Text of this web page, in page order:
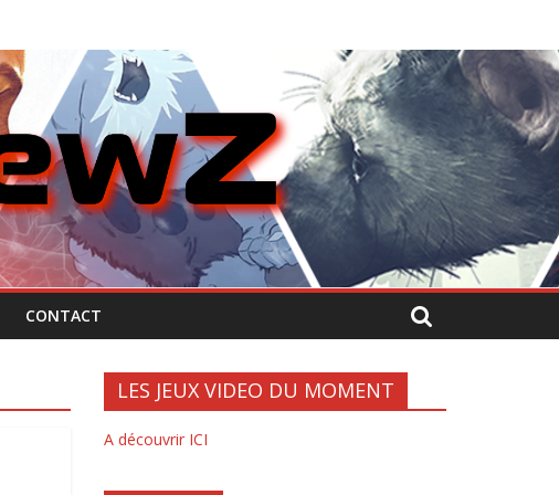
CONTACT
LES JEUX VIDEO DU MOMENT
A découvrir ICI